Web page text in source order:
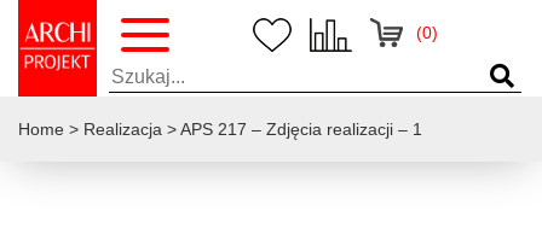
(0)
Home > Realizacja >APS 217 – Zdjęcia realizacji – 1